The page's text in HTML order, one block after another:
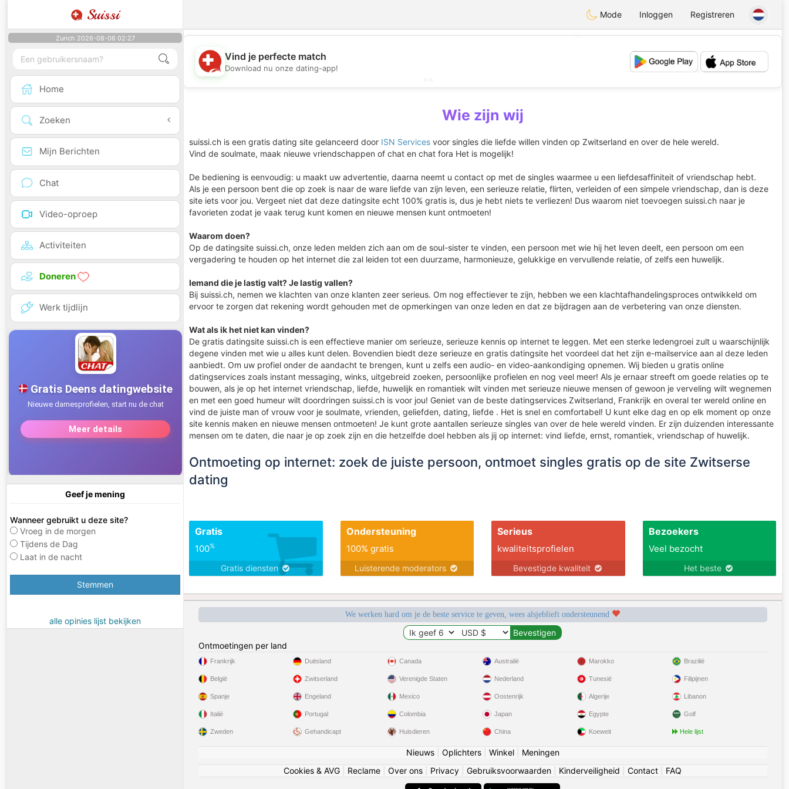
Suissi Mode Inloggen Registreren
Zurich 2026-08-06 02:27
Home
Zoeken
Mijn Berichten
Chat
Video-oproep
Activiteiten
Doneren
Werk tijdlijn
Geef je mening
Wanneer gebruikt u deze site?
Vroeg in de morgen
Tijdens de Dag
Laat in de nacht
Stemmen
alle opinies lijst bekijken
💖
💖
💕
Vind je perfecte match
Download nu onze dating-app!
Wie zijn wij
suissi.ch is een gratis dating site gelanceerd door ISN Services voor singles die liefde willen vinden op Zwitserland en over de hele wereld.
Vind de soulmate, maak nieuwe vriendschappen of chat en chat fora Het is mogelijk!
De bediening is eenvoudig: u maakt uw advertentie, daarna neemt u contact op met de singles waarmee u een liefdesaffiniteit of vriendschap hebt.
Als je een persoon bent die op zoek is naar de ware liefde van zijn leven, een serieuze relatie, flirten, verleiden of een simpele vriendschap, dan is deze
site iets voor jou. Vergeet niet dat deze datingsite echt 100% gratis is, dus je hebt niets te verliezen! Dus waarom niet toevoegen suissi.ch naar je
favorieten zodat je vaak terug kunt komen en nieuwe mensen kunt ontmoeten!
Waarom doen?
Op de datingsite suissi.ch, onze leden melden zich aan om de soul-sister te vinden, een persoon met wie hij het leven deelt, een persoon om een
vergadering te houden op het internet die zal leiden tot een duurzame, harmonieuze, gelukkige en vervullende relatie, of zelfs een huwelijk.
Iemand die je lastig valt? Je lastig vallen?
Bij suissi.ch, nemen we klachten van onze klanten zeer serieus. Om nog effectiever te zijn, hebben we een klachtafhandelingsproces ontwikkeld om
ervoor te zorgen dat rekening wordt gehouden met de opmerkingen van onze leden en dat ze bijdragen aan de verbetering van onze diensten.
Wat als ik het niet kan vinden?
De gratis datingsite suissi.ch is een effectieve manier om serieuze, serieuze kennis op internet te leggen. Met een sterke ledengroei zult u waarschijnlijk
degene vinden met wie u alles kunt delen. Bovendien biedt deze serieuze en gratis datingsite het voordeel dat het zijn e-mailservice aan al deze leden
aanbiedt. Om uw profiel onder de aandacht te brengen, kunt u zelfs een audio- en video-aankondiging opnemen. Wij bieden u gratis online
datingservices zoals instant messaging, winks, uitgebreid zoeken, persoonlijke profielen en nog veel meer! Als je ernaar streeft om goede relaties op te
bouwen, als je op het internet vriendschap, liefde, huwelijk en romantiek wilt vinden met serieuze nieuwe mensen of gewoon je verveling wilt wegnemen
en met een goed humeur wilt doordringen suissi.ch is voor jou! Geniet van de beste datingservices Zwitserland, Frankrijk en overal ter wereld online en
vind de juiste man of vrouw voor je soulmate, vrienden, geliefden, dating, liefde . Het is snel en comfortabel! U kunt elke dag en op elk moment op onze
site kennis maken en nieuwe mensen ontmoeten! Je kunt grote aantallen serieuze singles van over de hele wereld vinden. Er zijn duizenden interessante
mensen om te daten, die naar je op zoek zijn en die hetzelfde doel hebben als jij op internet: vind liefde, ernst, romantiek, vriendschap of huwelijk.
Ontmoeting op internet: zoek de juiste persoon, ontmoet singles gratis op de site Zwitserse
dating
Gratis
100%
Gratis diensten
Ondersteuning
100% gratis
Luisterende moderators
Serieus
kwaliteitsprofielen
Bevestigde kwaliteit
Bezoekers
Veel bezocht
Het beste
We werken hard om je de beste service te geven, wees alsjeblieft ondersteunend
Ontmoetingen per land
Frankrijk
België
Spanje
Italië
Zweden
Duitsland
Zwitserland
Engeland
Portugal
Gehandicapt
Canada
Verenigde Staten
Mexico
Colombia
Huisdieren
Australië
Nederland
Oostenrijk
Japan
China
Marokko
Tunesië
Algerije
Egypte
Koeweit
Brazilië
Filipijnen
Libanon
Golf
Hele lijst
Nieuws| Oplichters| Winkel| Meningen
Cookies & AVG
Reclame Over ons Privacy Gebruiksvoorwaarden Kinderveiligheid Contact FAQ